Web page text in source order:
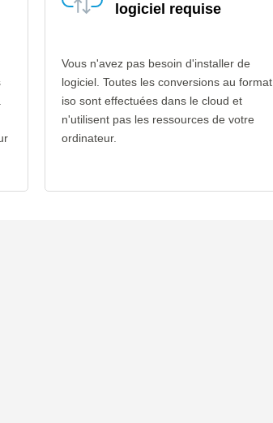
logiciel requise
Vous n'avez pas besoin d'installer de
logiciel. Toutes les conversions au format
iso sont effectuées dans le cloud et
n'utilisent pas les ressources de votre
ordinateur.